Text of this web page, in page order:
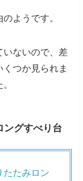
ようです。
いないので、差
つか見られま
グすべり台
たたみロン